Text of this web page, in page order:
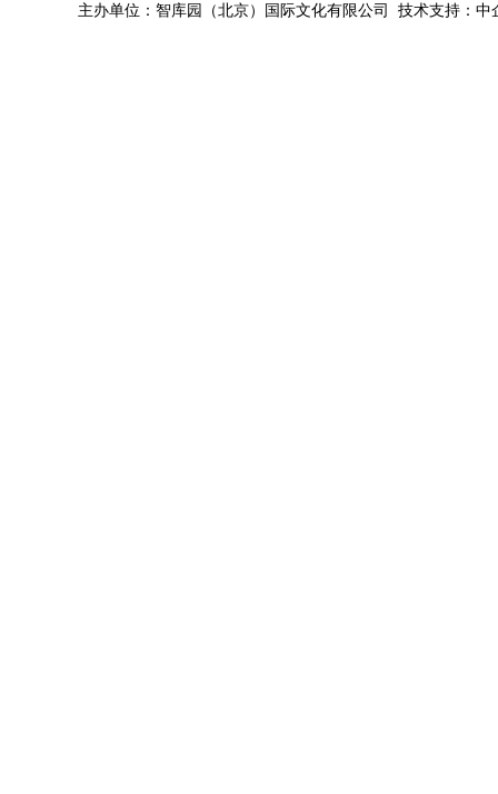
主办单位：智库园（北京）国际文化有限公司 技术支持：